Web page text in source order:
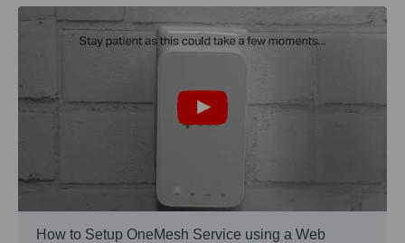
How to Setup OneMesh Service using a Web